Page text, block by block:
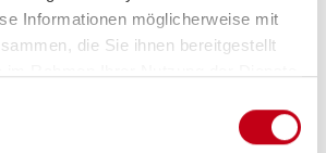
Informationen möglicherweise mit
die Sie ihnen bereitgestellt